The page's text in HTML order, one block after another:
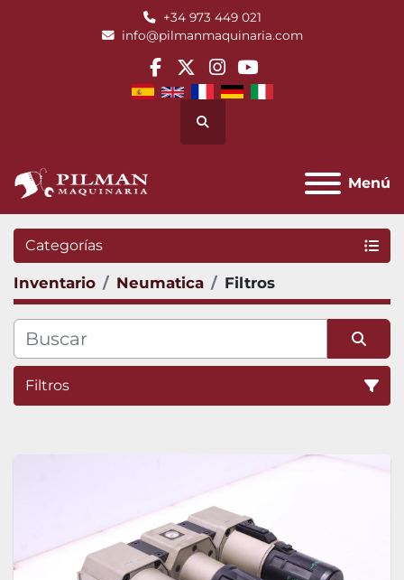
+34 973 449 021
info@pilmanmaquinaria.com
facebook
twitterinstagram
youtube
Buscar
Menú
Categorías
Inventario Neumatica Filtros
Filtros